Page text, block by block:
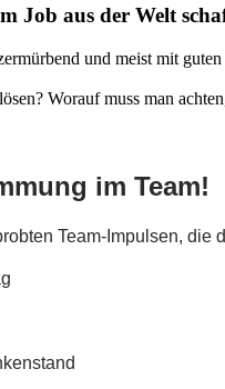
Job aus der Welt
und meist mit
Worauf muss man
im Team!
Team-Impulsen,